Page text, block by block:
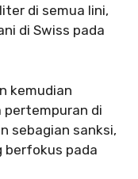
di semua lini,
di Swiss pada
kemudian
pertempuran di
sebagian sanksi,
berfokus pada